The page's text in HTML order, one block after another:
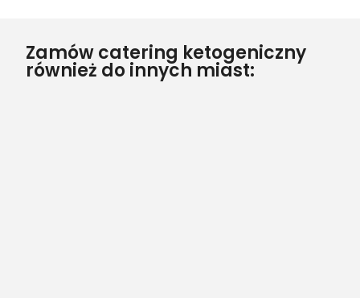
Zamów catering ketogeniczny
również do innych miast: